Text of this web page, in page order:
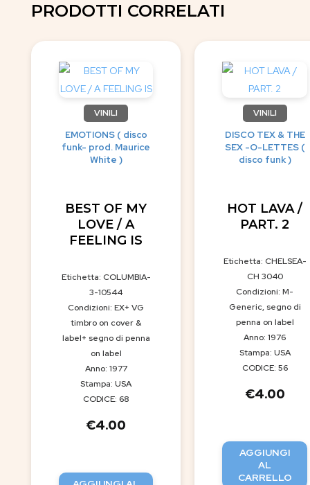
PRODOTTI CORRELATI
VINILI
EMOTIONS ( disco
funk- prod. Maurice
White )
BEST OF MY
LOVE / A
FEELING IS
Etichetta: COLUMBIA-
3-10544
Condizioni: EX+ VG
timbro on cover &
label+ segno di penna
on label
Anno: 1977
Stampa: USA
CODICE: 68
€4.00
VINILI
DISCO TEX & THE
SEX -O-LETTES (
disco funk )
HOT LAVA /
PART. 2
Etichetta: CHELSEA-
CH 3040
Condizioni: M-
Generic, segno di
penna on label
Anno: 1976
Stampa: USA
CODICE: 56
€4.00
AGGIUNGI
AL
CARRELLO